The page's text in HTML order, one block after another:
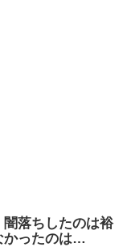
落ちしたのは裕
かったのは…